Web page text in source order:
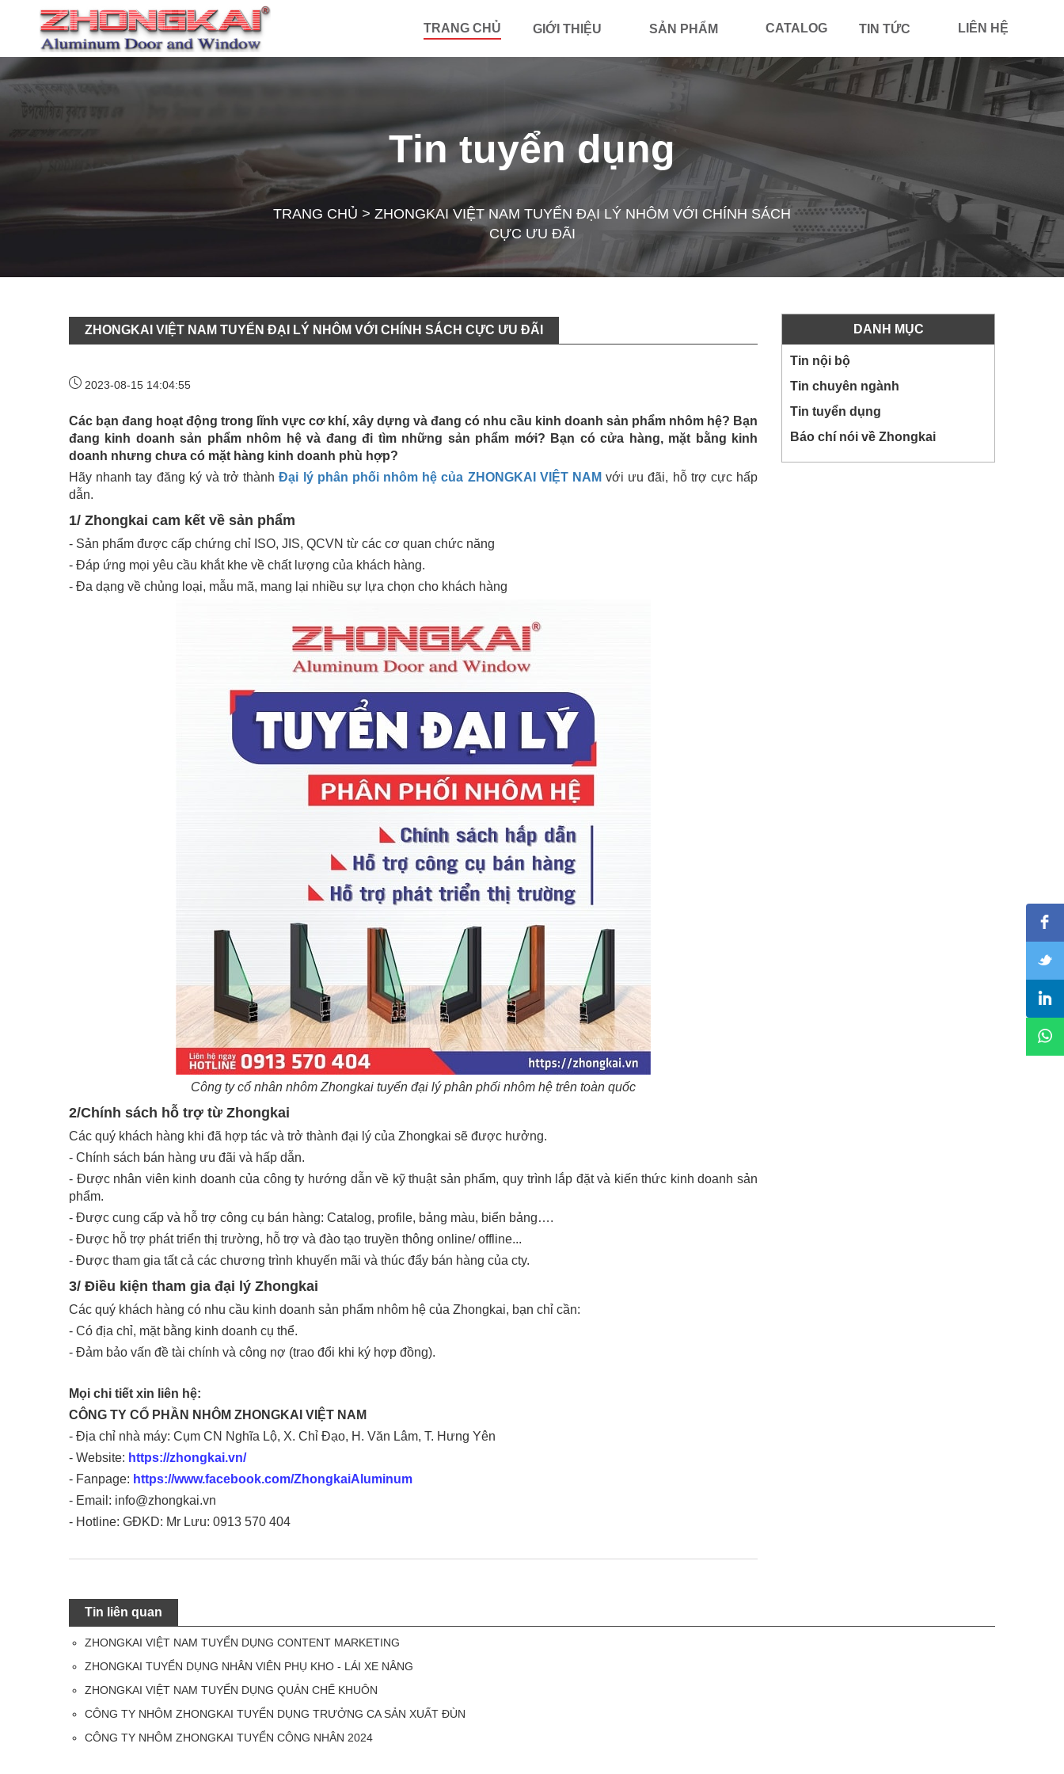
TRANG CHỦ GIỚI THIỆU SẢN PHẨM CATALOG TIN TỨC LIÊN HỆ
Tin tuyển dụng
TRANG CHỦ > ZHONGKAI VIỆT NAM TUYỂN ĐẠI LÝ NHÔM VỚI CHÍNH SÁCH
CỰC ƯU ĐÃI
ZHONGKAI VIỆT NAM TUYỂN ĐẠI LÝ NHÔM VỚI CHÍNH SÁCH CỰC ƯU ĐÃI
2023-08-15 14:04:55
Các bạn đang hoạt động trong lĩnh vực cơ khí, xây dựng và đang có nhu cầu kinh doanh sản phẩm nhôm hệ? Bạn
đang kinh doanh sản phẩm nhôm hệ và đang đi tìm những sản phẩm mới? Bạn có cửa hàng, mặt bằng kinh
doanh nhưng chưa có mặt hàng kinh doanh phù hợp?
Hãy nhanh tay đăng ký và trở thànhĐại lý phân phối nhôm hệ của ZHONGKAI VIỆT NAM với ưu đãi, hỗ trợ cực hấp
dẫn.
1/ Zhongkai cam kết về sản phẩm
- Sản phẩm được cấp chứng chỉ ISO, JIS, QCVN từ các cơ quan chức năng
- Đáp ứng mọi yêu cầu khắt khe về chất lượng của khách hàng.
- Đa dạng về chủng loại, mẫu mã, mang lại nhiều sự lựa chọn cho khách hàng
Công ty cổ nhân nhôm Zhongkai tuyển đại lý phân phối nhôm hệ trên toàn quốc
2/Chính sách hỗ trợ từ Zhongkai
Các quý khách hàng khi đã hợp tác và trở thành đại lý của Zhongkai sẽ được hưởng.
- Chính sách bán hàng ưu đãi và hấp dẫn.
- Được nhân viên kinh doanh của công ty hướng dẫn về kỹ thuật sản phẩm, quy trình lắp đặt và kiến thức kinh doanh sản
phẩm.
- Được cung cấp và hỗ trợ công cụ bán hàng: Catalog, profile, bảng màu, biển bảng….
- Được hỗ trợ phát triển thị trường, hỗ trợ và đào tạo truyền thông online/ offline...
- Được tham gia tất cả các chương trình khuyến mãi và thúc đẩy bán hàng của cty.
3/ Điều kiện tham gia đại lý Zhongkai
Các quý khách hàng có nhu cầu kinh doanh sản phẩm nhôm hệ của Zhongkai, bạn chỉ cần:
- Có địa chỉ, mặt bằng kinh doanh cụ thể.
- Đảm bảo vấn đề tài chính và công nợ (trao đổi khi ký hợp đồng).
Mọi chi tiết xin liên hệ:
CÔNG TY CỔ PHẦN NHÔM ZHONGKAI VIỆT NAM
- Địa chỉ nhà máy: Cụm CN Nghĩa Lộ, X. Chỉ Đạo, H. Văn Lâm, T. Hưng Yên
- Website: https://zhongkai.vn/
- Fanpage: https://www.facebook.com/ZhongkaiAluminum
- Email: info@zhongkai.vn
- Hotline: GĐKD: Mr Lưu: 0913 570 404
DANH MỤC
Tin nội bộ
Tin chuyên ngành
Tin tuyển dụng
Báo chí nói về Zhongkai
Tin liên quan
ZHONGKAI VIỆT NAM TUYỂN DỤNG CONTENT MARKETING
ZHONGKAI TUYỂN DỤNG NHÂN VIÊN PHỤ KHO - LÁI XE NÂNG
ZHONGKAI VIỆT NAM TUYỂN DỤNG QUẢN CHẾ KHUÔN
CÔNG TY NHÔM ZHONGKAI TUYỂN DỤNG TRƯỞNG CA SẢN XUẤT ĐÙN
CÔNG TY NHÔM ZHONGKAI TUYỂN CÔNG NHÂN 2024